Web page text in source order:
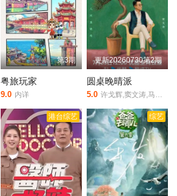
第3期
粤旅玩家
9.0 内详
更新20260730第2期
圆桌晚晴派
5.0 许戈辉,窦文涛,马家辉,周轶君,胡泳,景军
港台综艺 综艺